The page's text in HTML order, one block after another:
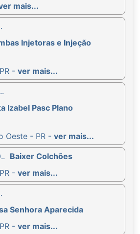
mais...
Injetoras e Injeção
- ver mais...
Izabel Pasc Plano
Oeste - PR - ver mais...
Baixer Colchões
- ver mais...
Senhora Aparecida
- ver mais...